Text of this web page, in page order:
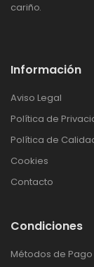
cariño.
Información
Aviso Legal
Política de
Política de
Cookies
Contacto
Condiciones
Métodos de Pago